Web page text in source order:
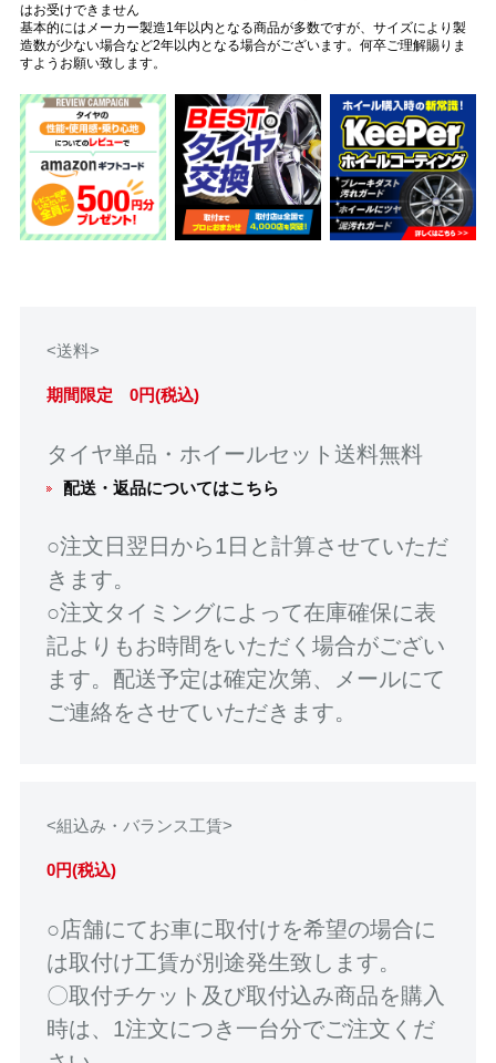
はお受けできません
基本的にはメーカー製造1年以内となる商品が多数ですが、サイズにより製
造数が少ない場合など2年以内となる場合がございます。何卒ご理解賜りま
すようお願い致します。
<送料>
期間限定 0円(税込)
タイヤ単品・ホイールセット送料無料
配送・返品についてはこちら
○注文日翌日から1日と計算させていただ
きます。
○注文タイミングによって在庫確保に表
記よりもお時間をいただく場合がござい
ます。配送予定は確定次第、メールにて
ご連絡をさせていただきます。
<組込み・バランス工賃>
0円(税込)
○店舗にてお車に取付けを希望の場合に
は取付け工賃が別途発生致します。
〇取付チケット及び取付込み商品を購入
時は、1注文につき一台分でご注文くだ